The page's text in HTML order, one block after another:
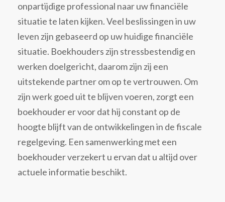
onpartijdige professional naar uw financiële
situatie te laten kijken. Veel beslissingen in uw
leven zijn gebaseerd op uw huidige financiële
situatie. Boekhouders zijn stressbestendig en
werken doelgericht, daarom zijn zij een
uitstekende partner om op te vertrouwen. Om
zijn werk goed uit te blijven voeren, zorgt een
boekhouder er voor dat hij constant op de
hoogte blijft van de ontwikkelingen in de fiscale
regelgeving. Een samenwerking met een
boekhouder verzekert u ervan dat u altijd over
actuele informatie beschikt.